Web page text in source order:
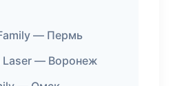
— Пермь
Laser — Воронеж